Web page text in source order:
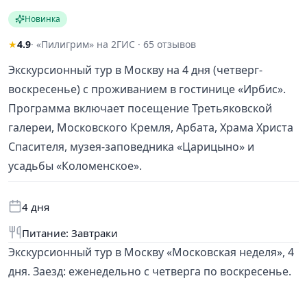
Новинка
★4.9· «Пилигрим» на 2ГИС · 65 отзывов
Экскурсионный тур в Москву на 4 дня (четверг-
воскресенье) с проживанием в гостинице «Ирбис».
Программа включает посещение Третьяковской
галереи, Московского Кремля, Арбата, Храма Христа
Спасителя, музея-заповедника «Царицыно» и
усадьбы «Коломенское».
4 дня
Питание: Завтраки
Экскурсионный тур в Москву «Московская неделя», 4
дня. Заезд: еженедельно с четверга по воскресенье.